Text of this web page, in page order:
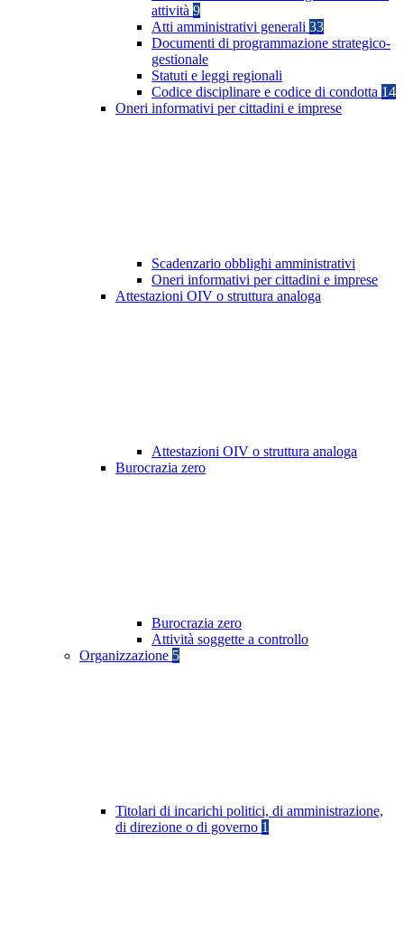
attività 9
Atti amministrativi generali 33
Documenti di programmazione strategico-
gestionale
Statuti e leggi regionali
Codice disciplinare e codice di condotta 14
Oneri informativi per cittadini e imprese
Scadenzario obblighi amministrativi
Oneri informativi per cittadini e imprese
Attestazioni OIV o struttura analoga
Attestazioni OIV o struttura analoga
Burocrazia zero
Burocrazia zero
Attività soggette a controllo
Organizzazione 5
Titolari di incarichi politici, di amministrazione,
di direzione o di governo 1